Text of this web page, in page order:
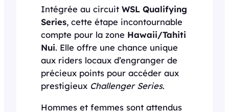
Intégrée au circuit WSL Qualifying
Series, cette étape incontournable
compte pour la zone Hawaii/Tahiti
Nui. Elle offre une chance unique
aux riders locaux d’engranger de
précieux points pour accéder aux
prestigieux Challenger Series.
Hommes et femmes sont attendus